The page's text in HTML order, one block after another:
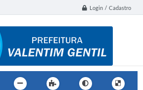
Login / Cadastro